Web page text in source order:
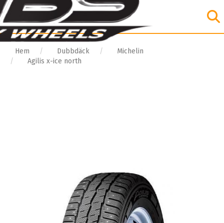
Hem Dubbdäck
Michelin
Agilis x-ice north